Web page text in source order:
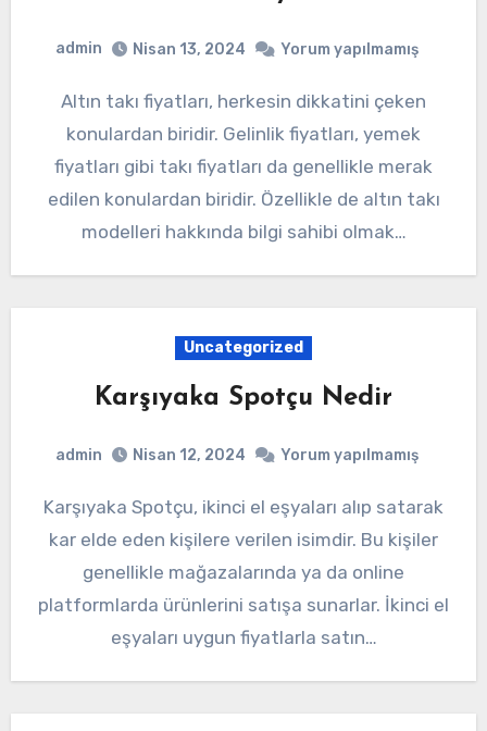
admin Nisan 13, 2024 Yorum yapılmamış
Altın takı fiyatları, herkesin dikkatini çeken
konulardan biridir. Gelinlik fiyatları, yemek
fiyatları gibi takı fiyatları da genellikle merak
edilen konulardan biridir. Özellikle de altın takı
modelleri hakkında bilgi sahibi olmak…
Uncategorized
Karşıyaka Spotçu Nedir
admin Nisan 12, 2024 Yorum yapılmamış
Karşıyaka Spotçu, ikinci el eşyaları alıp satarak
kar elde eden kişilere verilen isimdir. Bu kişiler
genellikle mağazalarında ya da online
platformlarda ürünlerini satışa sunarlar. İkinci el
eşyaları uygun fiyatlarla satın…